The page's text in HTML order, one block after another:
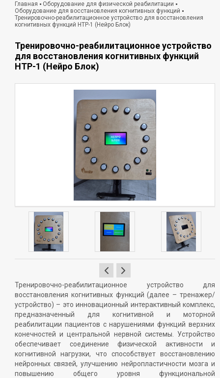
Главная
Оборудование для физической реабилитации
Оборудование для восстановления когнитивных функций
Тренировочно-реабилитационное устройство для восстановления
когнитивных функций НТР-1 (Нейро Блок)
Тренировочно-реабилитационное устройство
для восстановления когнитивных функций
НТР-1 (Нейро Блок)
Тренировочно-реабилитационное устройство для
восстановления когнитивных функций (далее – тренажер/
устройство) – это инновационный интерактивный комплекс,
предназначенный для когнитивной и моторной
реабилитации пациентов с нарушениями функций верхних
конечностей и центральной нервной системы. Устройство
обеспечивает соединение физической активности и
когнитивной нагрузки, что способствует восстановлению
нейронных связей, улучшению нейропластичности мозга и
повышению общего уровня функциональной